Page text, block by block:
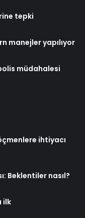
tepki
manejler yapılıyor
müdahalesi
ihtiyacı
Beklentiler nasıl?
ilk